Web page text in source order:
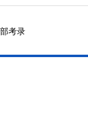
考录